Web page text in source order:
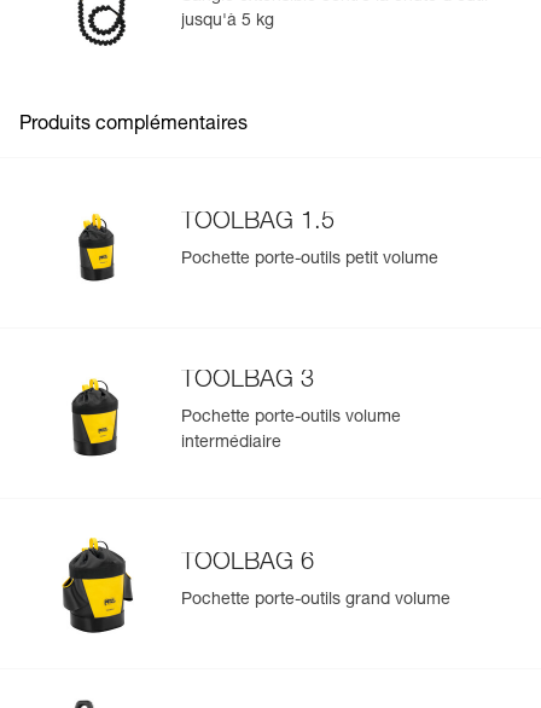
Gérer et inspecter facilement votre EPI
s'afficheront automatiquement.
fabrication.
jusqu'à 5 kg
Produits complémentaires
TOOLBAG 1.5
Pochette porte-outils petit volume
TOOLBAG 3
Pochette porte-outils volume
intermédiaire
TOOLBAG 6
Pochette porte-outils grand volume